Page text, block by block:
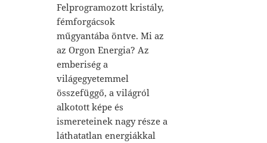
Felprogramozott kristály,
fémforgácsok
műgyantába öntve. Mi az
az Orgon Energia? Az
emberiség a
világegyetemmel
összefüggő, a világról
alkotott képe és
ismereteinek nagy része a
láthatatlan energiákkal